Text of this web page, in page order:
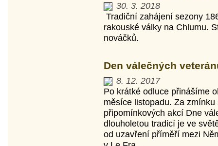
30. 3. 2018
Tradiční zahájení sezony
rakouské války na Chlumu.
nováčků.
Den válečných
8. 12. 2017
Po krátké odluce přinášíme
měsíce listopadu. Za
připomínkových akcí Dne
dlouholetou tradicí je ve
od uzavření příměří mezi